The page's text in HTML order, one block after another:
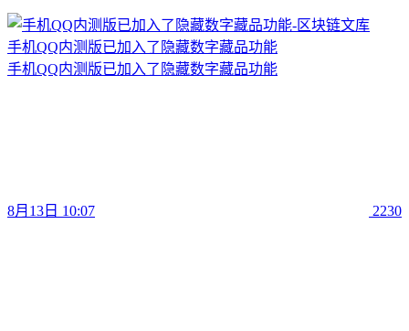
手机QQ内测版已加入了隐藏数字藏品功能
手机QQ内测版已加入了隐藏数字藏品功能
8月13日 10:07 2230